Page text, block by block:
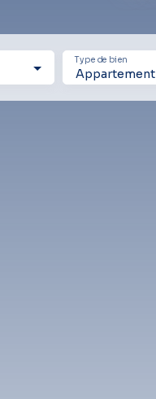
Appartement
Type de bien